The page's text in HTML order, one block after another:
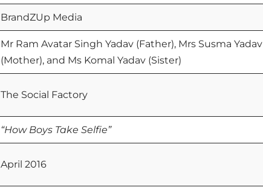
BrandZUp Media
Mr Ram Avatar Singh Yadav (Father), Mrs Susma Yadav
(Mother), and Ms Komal Yadav (Sister)
The Social Factory
“How Boys Take Selfie”
April 2016